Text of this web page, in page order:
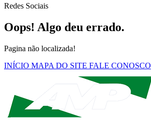
Redes Sociais
Oops! Algo deu errado.
Pagina não localizada!
INÍCIO MAPA DO SITE FALE CONOSCO